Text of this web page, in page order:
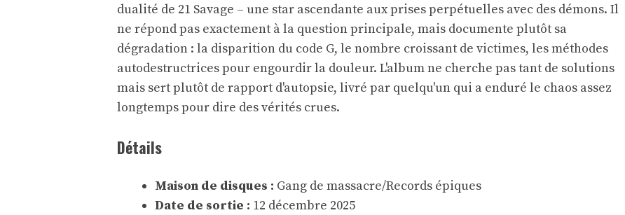
dualité de 21 Savage – une star ascendante aux prises perpétuelles avec des démons. Il
ne répond pas exactement à la question principale, mais documente plutôt sa
dégradation : la disparition du code G, le nombre croissant de victimes, les méthodes
autodestructrices pour engourdir la douleur. L'album ne cherche pas tant de solutions
mais sert plutôt de rapport d'autopsie, livré par quelqu'un qui a enduré le chaos assez
longtemps pour dire des vérités crues.
Détails
Maison de disques : Gang de massacre/Records épiques
Date de sortie : 12 décembre 2025